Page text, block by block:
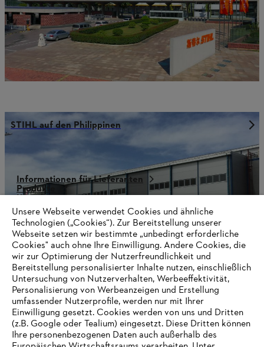
STIHL auf den Philippinen
Informationen für Lieferanten
Produkte
Kontakt
Karriere
Hinweisgebersystem
Unsere Webseite verwendet Cookies und ähnliche
Technologien („Cookies“). Zur Bereitstellung unserer
Webseite setzen wir bestimmte „unbedingt erforderliche
Cookies" auch ohne Ihre Einwilligung. Andere Cookies, die
wir zur Optimierung der Nutzerfreundlichkeit und
Bereitstellung personalisierter Inhalte nutzen, einschließlich
Untersuchung von Nutzerverhalten, Werbeeffektivität,
Personalisierung von Werbeanzeigen und Erstellung
umfassender Nutzerprofile, werden nur mit Ihrer
Einwilligung gesetzt. Cookies werden von uns und Dritten
(z.B. Google oder Tealium) eingesetzt. Diese Dritten können
Ihre personenbezogenen Daten auch außerhalb des